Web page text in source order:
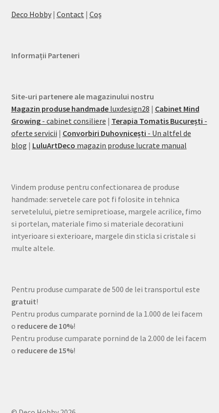
Deco Hobby| Contact | Coş
Informații Parteneri
Site-uri partenere ale magazinului nostru
Magazin produse handmadeluxdesign28 | Cabinet Mind
Growing- cabinet consiliere | Terapia Tomatis București -
oferte servicii | Convorbiri Duhovnicești - Un altfel de
blog | LuluArtDeco magazin produse lucrate manual
Vindem produse pentru confectionarea de produse
handmade: servetele care pot fi folosite in tehnica
servetelului, pietre semipretioase, margele acrilice, fimo
si portelan, materiale fimo si materiale decoratiuni
intyerioare si exterioare, margele din sticla si cristale si
multe altele.
Pentru produse cumparate de 500 de lei transportul este
gratuit!
Pentru produs cumparate pornind de la 1.000 de lei facem
o reducere de 10%!
Pentru produse cumparate pornind de la 2.000 de lei facem
o reducere de 15%!